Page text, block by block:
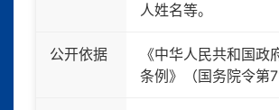
人姓名等。
公开依据
《中华人民共和国政
条例》（国务院令第